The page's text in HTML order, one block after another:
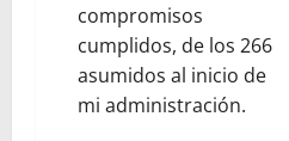
compromisos
cumplidos, de los 266
asumidos al inicio de
mi administración.